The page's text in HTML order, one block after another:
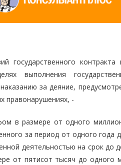
государственного
выполнения
за деяние,
правонарушениях, -
в размере от одного
за период от одного
деятельностью на срок
от пятисот тысяч до одного